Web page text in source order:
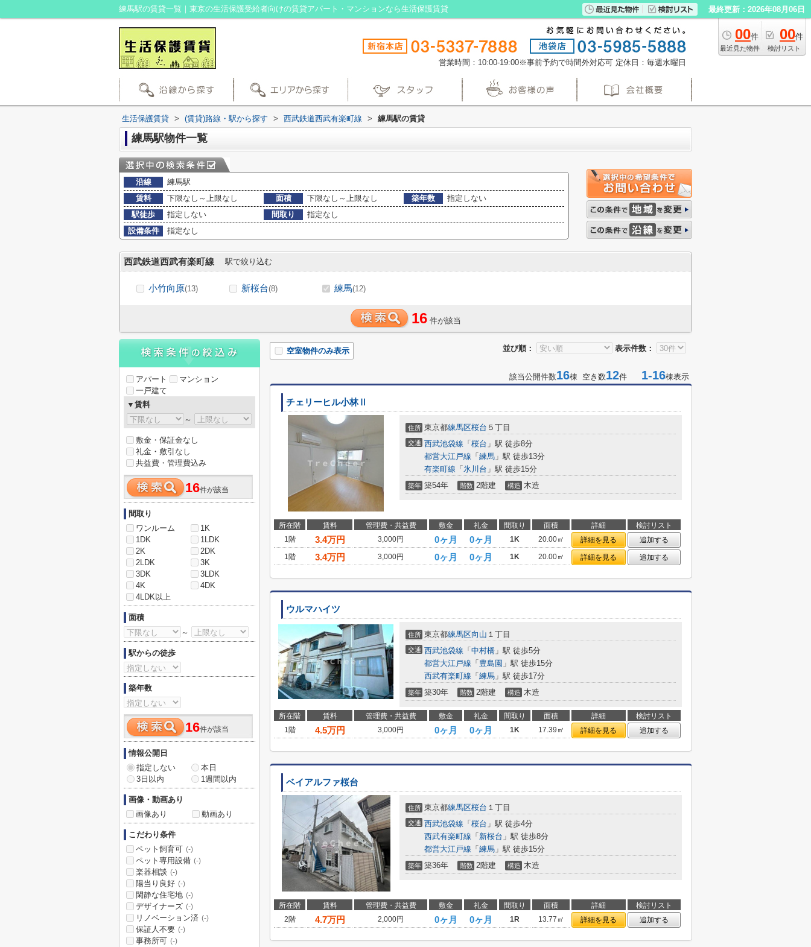
練馬駅の賃貸一覧｜東京の生活保護受給者向けの賃貸アパート・マンションなら生活保護賃貸 最終更新：2026年08月06日
00件
最近見た物件
00件
検討リスト
営業時間：10:00-19:00※事前予約で時間外対応可 定休日：毎週水曜日
生活保護賃貸 > (賃貸)路線・駅から探す > 西武鉄道西武有楽町線 > 練馬駅の賃貸
練馬駅物件一覧
沿線
練馬駅
賃料
下限なし～上限なし 面積 下限なし～上限なし 築年数
指定しない
駅徒歩
指定しない 間取り
指定なし
設備条件
指定なし
西武鉄道西武有楽町線 駅で絞り込む
小竹向原(13) 新桜台(8) 練馬(12)
16 件が該当
並び順： 表示件数：
空室物件のみ表示
該当公開件数16棟 空き数12件 1-16棟表示
チェリーヒル小林Ⅱ
住所 東京都練馬区桜台 ５丁目
交通 西武池袋線 「 桜台 」駅 徒歩8分
都営大江戸線 「 練馬 」駅 徒歩13分
有楽町線 「 氷川台 」駅 徒歩15分
築年 築54年 階数 2階建 構造 木造
所在階 賃料 管理費・共益費 敷金 礼金 間取り 面積 詳細
検討リスト
1階
3.4万円 3,000円 0ヶ月 0ヶ月 1K 20.00㎡ 詳細を見る
追加する
1階
3.4万円 3,000円 0ヶ月 0ヶ月 1K 20.00㎡ 詳細を見る 追加する
ウルマハイツ
住所 東京都練馬区向山 １丁目
交通 西武池袋線 「 中村橋 」駅 徒歩5分
都営大江戸線 「 豊島園 」駅 徒歩15分
西武有楽町線 「 練馬 」駅 徒歩17分
築年 築30年 階数 2階建 構造 木造
所在階 賃料 管理費・共益費 敷金 礼金 間取り 面積 詳細
検討リスト
1階
4.5万円 3,000円 0ヶ月 0ヶ月 1K 17.39㎡ 詳細を見る 追加する
ベイアルファ桜台
住所 東京都練馬区桜台 １丁目
交通 西武池袋線 「 桜台 」駅 徒歩4分
西武有楽町線 「 新桜台 」駅 徒歩8分
都営大江戸線 「 練馬 」駅 徒歩15分
築年 築36年 階数 2階建 構造 木造
所在階 賃料 管理費・共益費 敷金 礼金 間取り 面積 詳細
検討リスト
2階
4.7万円 2,000円 0ヶ月 0ヶ月 1R 13.77㎡ 詳細を見る 追加する
アパート
マンション
一戸建て
▼賃料
～
敷金・保証金なし
礼金・敷引なし
共益費・管理費込み
16件が該当
間取り
ワンルーム
1K
1DK
1LDK
2K
2DK
2LDK
3K
3DK
3LDK
4K
4DK
4LDK以上
面積
～
駅からの徒歩
築年数
16件が該当
情報公開日
指定しない
本日
3日以内
1週間以内
画像・動画あり
画像あり
動画あり
こだわり条件
ペット飼育可 (-)
ペット専用設備 (-)
楽器相談 (-)
陽当り良好 (-)
閑静な住宅地 (-)
デザイナーズ (-)
リノベーション済 (-)
保証人不要 (-)
事務所可 (-)